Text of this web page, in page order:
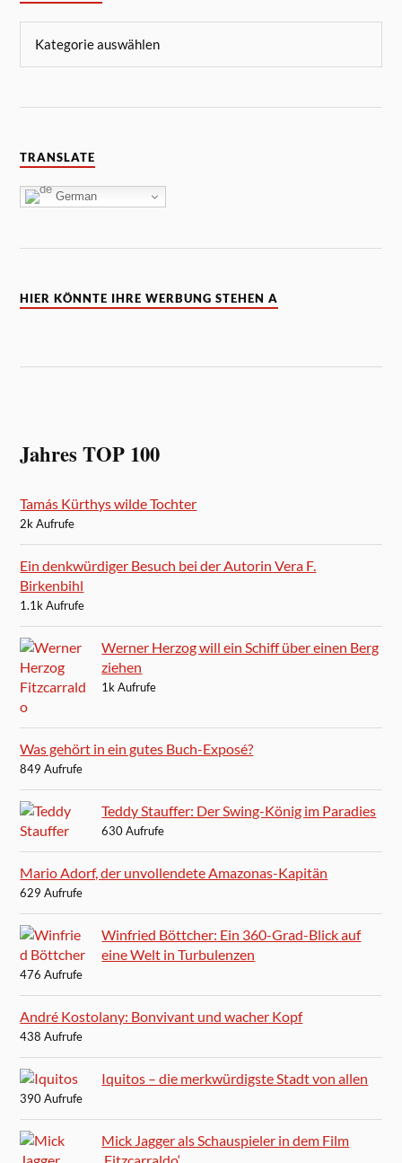
TRANSLATE
German
HIER KÖNNTE IHRE WERBUNG STEHEN A
Jahres TOP 100
Tamás Kürthys wilde Tochter
2k Aufrufe
Ein denkwürdiger Besuch bei der Autorin Vera F.
Birkenbihl
1.1k Aufrufe
Werner Herzog will ein Schiff über einen Berg
ziehen
1k Aufrufe
Was gehört in ein gutes Buch-Exposé?
849 Aufrufe
Teddy Stauffer: Der Swing-König im Paradies
630 Aufrufe
Mario Adorf, der unvollendete Amazonas-Kapitän
629 Aufrufe
Winfried Böttcher: Ein 360-Grad-Blick auf
eine Welt in Turbulenzen
476 Aufrufe
André Kostolany: Bonvivant und wacher Kopf
438 Aufrufe
Iquitos – die merkwürdigste Stadt von allen
390 Aufrufe
Mick Jagger als Schauspieler in dem Film
‚Fitzcarraldo‘